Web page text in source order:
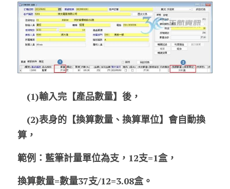
(1)輸入完【產品數量】後，
(2)表身的【換算數量、換算單位】會自動換
算，
範例：藍筆計量單位為支，12支=1盒，
換算數量=數量37支/12=3.08盒。